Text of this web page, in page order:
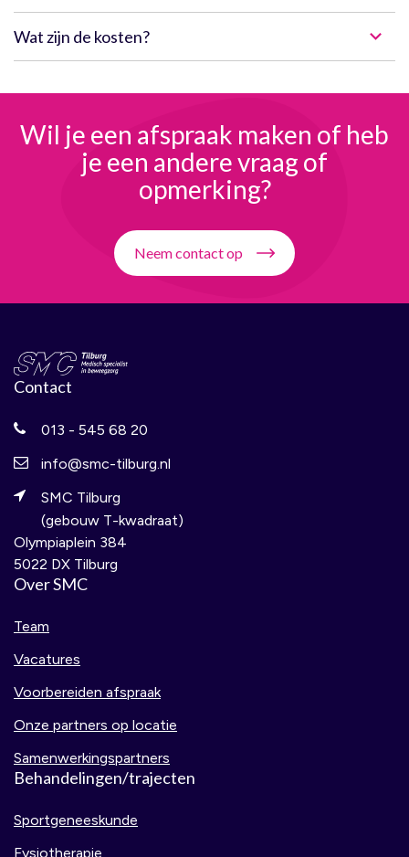
Wat zijn de kosten?
Wil je een afspraak maken of heb
je een anderevraag of
opmerking?
Neem contact op
Contact
013 - 545 68 20
info@smc-tilburg.nl
SMC Tilburg
(gebouw T-kwadraat)
Olympiaplein 384
5022 DX Tilburg
Over SMC
Team
Vacatures
Voorbereiden afspraak
Onze partners op locatie
Samenwerkingspartners
Behandelingen/trajecten
Sportgeneeskunde
Fysiotherapie